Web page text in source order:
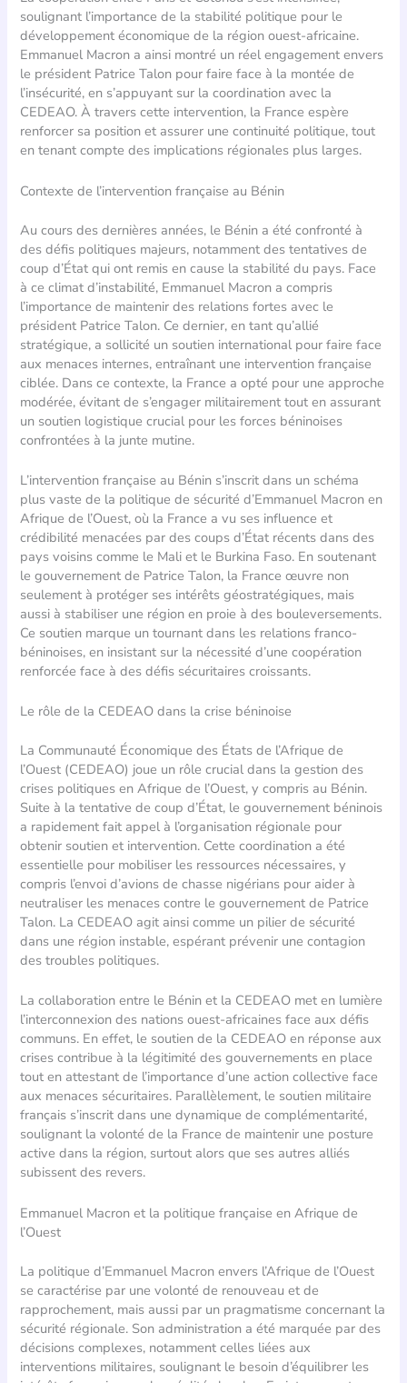
soulignant l’importance de la stabilité politique pour le
développement économique de la région ouest-africaine.
Emmanuel Macron a ainsi montré un réel engagement envers
le président Patrice Talon pour faire face à la montée de
l’insécurité, en s’appuyant sur la coordination avec la
CEDEAO. À travers cette intervention, la France espère
renforcer sa position et assurer une continuité politique, tout
en tenant compte des implications régionales plus larges.
Contexte de l’intervention française au Bénin
Au cours des dernières années, le Bénin a été confronté à
des défis politiques majeurs, notamment des tentatives de
coup d’État qui ont remis en cause la stabilité du pays. Face
à ce climat d’instabilité, Emmanuel Macron a compris
l’importance de maintenir des relations fortes avec le
président Patrice Talon. Ce dernier, en tant qu’allié
stratégique, a sollicité un soutien international pour faire face
aux menaces internes, entraînant une intervention française
ciblée. Dans ce contexte, la France a opté pour une approche
modérée, évitant de s’engager militairement tout en assurant
un soutien logistique crucial pour les forces béninoises
confrontées à la junte mutine.
L’intervention française au Bénin s’inscrit dans un schéma
plus vaste de la politique de sécurité d’Emmanuel Macron en
Afrique de l’Ouest, où la France a vu ses influence et
crédibilité menacées par des coups d’État récents dans des
pays voisins comme le Mali et le Burkina Faso. En soutenant
le gouvernement de Patrice Talon, la France œuvre non
seulement à protéger ses intérêts géostratégiques, mais
aussi à stabiliser une région en proie à des bouleversements.
Ce soutien marque un tournant dans les relations franco-
béninoises, en insistant sur la nécessité d’une coopération
renforcée face à des défis sécuritaires croissants.
Le rôle de la CEDEAO dans la crise béninoise
La Communauté Économique des États de l’Afrique de
l’Ouest (CEDEAO) joue un rôle crucial dans la gestion des
crises politiques en Afrique de l’Ouest, y compris au Bénin.
Suite à la tentative de coup d’État, le gouvernement béninois
a rapidement fait appel à l’organisation régionale pour
obtenir soutien et intervention. Cette coordination a été
essentielle pour mobiliser les ressources nécessaires, y
compris l’envoi d’avions de chasse nigérians pour aider à
neutraliser les menaces contre le gouvernement de Patrice
Talon. La CEDEAO agit ainsi comme un pilier de sécurité
dans une région instable, espérant prévenir une contagion
des troubles politiques.
La collaboration entre le Bénin et la CEDEAO met en lumière
l’interconnexion des nations ouest-africaines face aux défis
communs. En effet, le soutien de la CEDEAO en réponse aux
crises contribue à la légitimité des gouvernements en place
tout en attestant de l’importance d’une action collective face
aux menaces sécuritaires. Parallèlement, le soutien militaire
français s’inscrit dans une dynamique de complémentarité,
soulignant la volonté de la France de maintenir une posture
active dans la région, surtout alors que ses autres alliés
subissent des revers.
Emmanuel Macron et la politique française en Afrique de
l’Ouest
La politique d’Emmanuel Macron envers l’Afrique de l’Ouest
se caractérise par une volonté de renouveau et de
rapprochement, mais aussi par un pragmatisme concernant la
sécurité régionale. Son administration a été marquée par des
décisions complexes, notamment celles liées aux
interventions militaires, soulignant le besoin d’équilibrer les